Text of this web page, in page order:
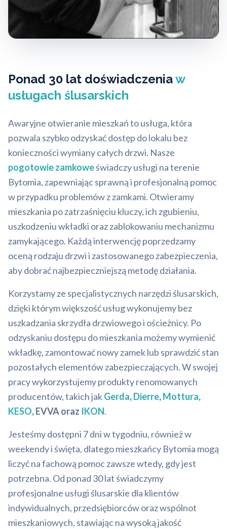
Ponad 30 lat doświadczeniaw
usługach ślusarskich
Awaryjne otwieranie mieszkań to usługa, która
pozwala szybko odzyskać dostęp do lokalu bez
konieczności wymiany całych drzwi. Nasze
pogotowie zamkoweświadczy usługi na terenie
Bytomia, zapewniając sprawną i profesjonalną pomoc
w przypadku problemów z zamkami. Otwieramy
mieszkania po zatrzaśnięciu kluczy, ich zgubieniu,
uszkodzeniu wkładki oraz zablokowaniu mechanizmu
zamykającego. Każdą interwencję poprzedzamy
oceną rodzaju drzwi i zastosowanego zabezpieczenia,
aby dobrać najbezpieczniejszą metodę działania.
Korzystamy ze specjalistycznych narzędzi ślusarskich,
dzięki którym większość usług wykonujemy bez
uszkadzania skrzydła drzwiowego i ościeżnicy. Po
odzyskaniu dostępu do mieszkania możemy wymienić
wkładkę, zamontować nowy zamek lub sprawdzić stan
pozostałych elementów zabezpieczających. W swojej
pracy wykorzystujemy produkty renomowanych
producentów, takich jakGerda,Dierre,Mottura,
KESO, EVVA oraz IKON.
Jesteśmy dostępni 7 dni w tygodniu, również w
weekendy i święta, dlatego mieszkańcy Bytomia mogą
liczyć na fachową pomoc zawsze wtedy, gdy jest
potrzebna. Od ponad 30 lat świadczymy
profesjonalne usługi ślusarskie dla klientów
indywidualnych, przedsiębiorców oraz wspólnot
mieszkaniowych, stawiając na wysoką jakość